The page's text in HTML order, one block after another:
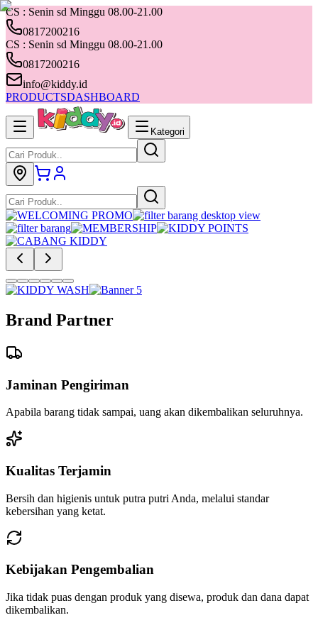
CS : Senin sd Minggu 08.00-21.00
0817200216
CS : Senin sd Minggu 08.00-21.00
0817200216
info@kiddy.id
PRODUCTSDASHBOARD
Kategori
Brand Partner
Jaminan Pengiriman
Apabila barang tidak sampai, uang akan dikembalikan seluruhnya.
Kualitas Terjamin
Bersih dan higienis untuk putra putri Anda, melalui standar
kebersihan yang ketat.
Kebijakan Pengembalian
Jika tidak puas dengan produk yang disewa, produk dan dana dapat
dikembalikan.